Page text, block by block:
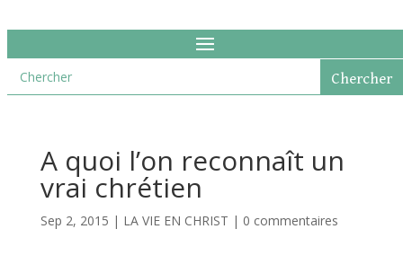
A quoi l’on reconnaît un
vrai chrétien
Sep 2, 2015 | LA VIE EN CHRIST | 0 commentaires